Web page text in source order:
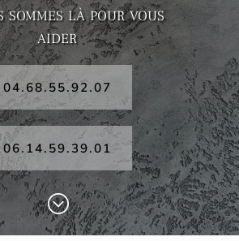
sommes là pour vous
aider
04.68.55.92.07
06.14.59.39.01
;